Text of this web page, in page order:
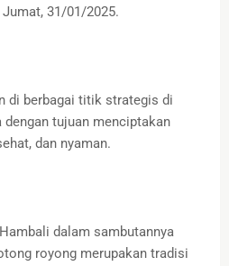
31/01/2025.
di berbagai titik strategis di
tujuan menciptakan
dan nyaman.
dalam sambutannya
royong merupakan tradisi